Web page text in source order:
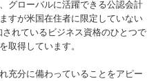
グローバルに活躍できる公認会計
すが米国在住者に限定していない
れているビジネス資格のひとつで
取得しています。
充分に備わっていることをアピー